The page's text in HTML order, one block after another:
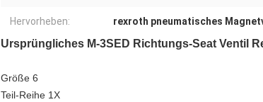
Hervorheben: rexroth pneumatisches
Ursprüngliches M-3SED Richtungs-Seat Ventil
Größe 6
Teil-Reihe 1X